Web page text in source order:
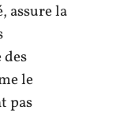
assure la
le
pas